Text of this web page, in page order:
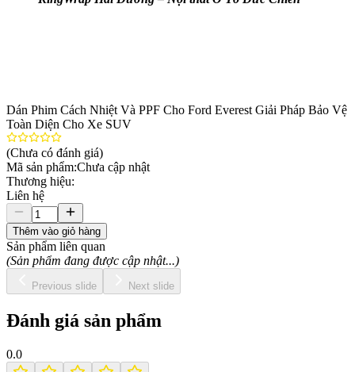
Dán Phim Cách Nhiệt Và PPF Cho Ford Everest Giải Pháp Bảo Vệ
Toàn Diện Cho Xe SUV
(Chưa có đánh giá)
Mã sản phẩm:Chưa cập nhật
Thương hiệu:
Liên hệ
Thêm vào giỏ hàng
Sản phẩm liên quan
(Sản phẩm đang được cập nhật...)
Previous slide Next slide
Đánh giá sản phẩm
0.0